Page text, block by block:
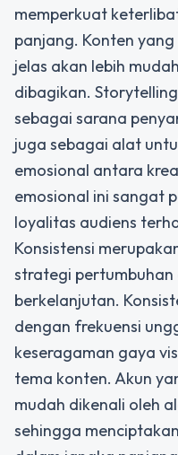
memperkuat
panjang. Konten
jelas akan lebih
dibagikan.
sebagai sarana
juga sebagai alat
emosional antara
emosional ini sangat
loyalitas audiens
Konsistensi
strategi pertumbuhan
berkelanjutan.
dengan frekuensi
keseragaman gaya
tema konten. Akun
mudah dikenali oleh
sehingga